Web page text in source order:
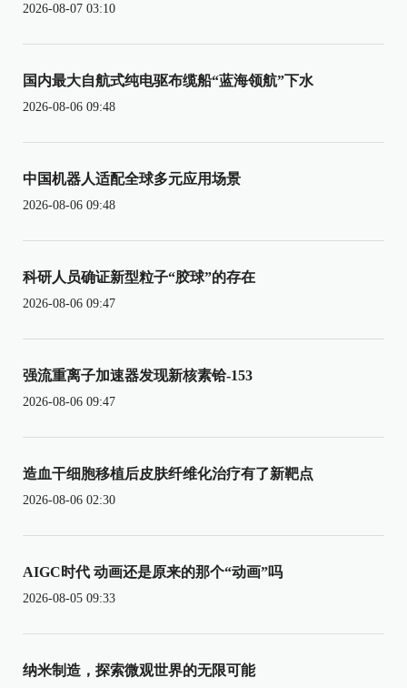
2026-08-07 03:10
国内最大自航式纯电驱布缆船“蓝海领航”下水
2026-08-06 09:48
中国机器人适配全球多元应用场景
2026-08-06 09:48
科研人员确证新型粒子“胶球”的存在
2026-08-06 09:47
强流重离子加速器发现新核素铪-153
2026-08-06 09:47
造血干细胞移植后皮肤纤维化治疗有了新靶点
2026-08-06 02:30
AIGC时代 动画还是原来的那个“动画”吗
2026-08-05 09:33
纳米制造，探索微观世界的无限可能